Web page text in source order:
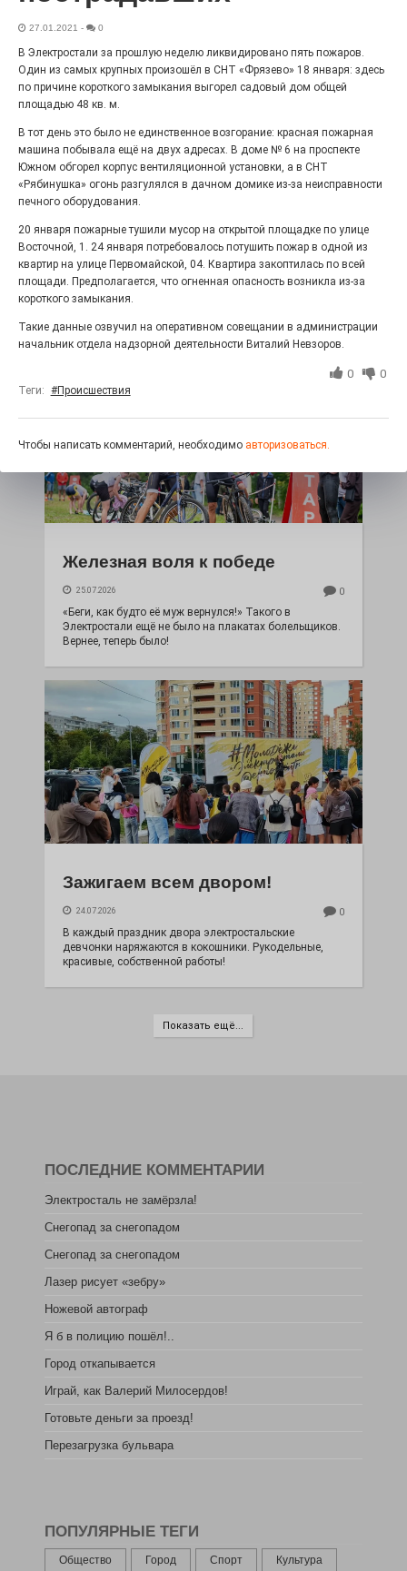
Юбилейным курсом
26.07.2026 0
Гордость за ордена! Заводская улица Горького
Железная воля к победе
25.07.2026 0
«Беги, как будто её муж вернулся!» Такого в
Электростали ещё не было на плакатах болельщиков.
Вернее, теперь было!
Зажигаем всем двором!
24.07.2026 0
В каждый праздник двора электростальские
девчонки наряжаются в кокошники. Рукодельные,
красивые, собственной работы!
Показать ещё...
27.01.2021 - 0
В Электростали за прошлую неделю ликвидировано пять пожаров.
Один из самых крупных произошёл в СНТ «Фрязево» 18 января: здесь
по причине короткого замыкания выгорел садовый дом общей
площадью 48 кв. м.
В тот день это было не единственное возгорание: красная пожарная
машина побывала ещё на двух адресах. В доме № 6 на проспекте
Южном обгорел корпус вентиляционной установки, а в СНТ
«Рябинушка» огонь разгулялся в дачном домике из-за неисправности
печного оборудования.
20 января пожарные тушили мусор на открытой площадке по улице
Восточной, 1. 24 января потребовалось потушить пожар в одной из
квартир на улице Первомайской, 04. Квартира закоптилась по всей
площади. Предполагается, что огненная опасность возникла из-за
короткого замыкания.
Такие данные озвучил на оперативном совещании в администрации
начальник отдела надзорной деятельности Виталий Невзоров.
0 0
Теги: #Происшествия
Чтобы написать комментарий, необходимо авторизоваться.
ПОСЛЕДНИЕ КОММЕНТАРИИ
Электросталь не замёрзла!
Снегопад за снегопадом
Снегопад за снегопадом
Лазер рисует «зебру»
Ножевой автограф
Я б в полицию пошёл!..
Город откапывается
Играй, как Валерий Милосердов!
Готовьте деньги за проезд!
Перезагрузка бульвара
ПОПУЛЯРНЫЕ ТЕГИ
Общество Город Спорт Культура